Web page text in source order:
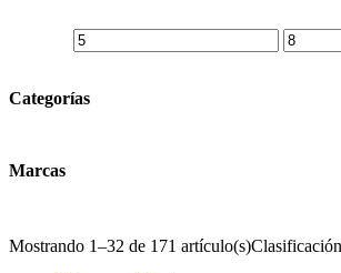
Categorías
Marcas
Mostrando 1–32 de 171 artículo(s)